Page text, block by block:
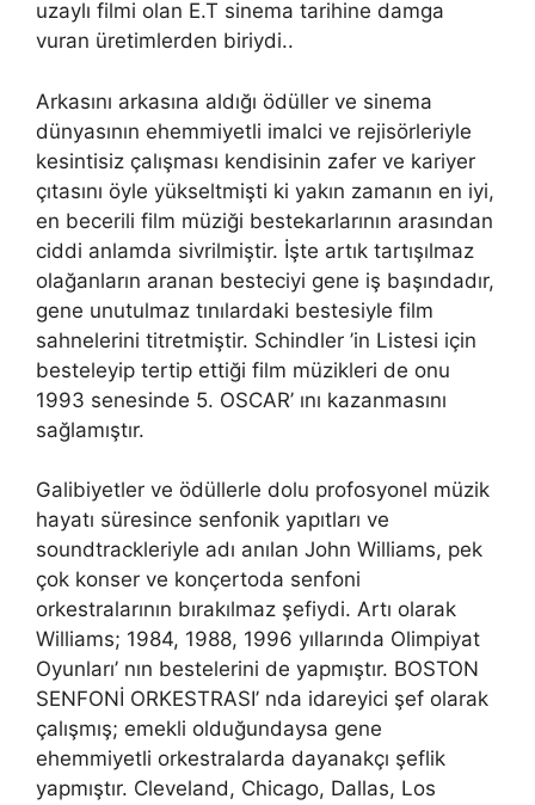
uzaylı filmi olan E.T sinema tarihine damga
vuran üretimlerden biriydi..
Arkasını arkasına aldığı ödüller ve sinema
dünyasının ehemmiyetli imalci ve rejisörleriyle
kesintisiz çalışması kendisinin zafer ve kariyer
çıtasını öyle yükseltmişti ki yakın zamanın en iyi,
en becerili film müziği bestekarlarının arasından
ciddi anlamda sivrilmiştir. İşte artık tartışılmaz
olağanların aranan besteciyi gene iş başındadır,
gene unutulmaz tınılardaki bestesiyle film
sahnelerini titretmiştir. Schindler ’in Listesi için
besteleyip tertip ettiği film müzikleri de onu
1993 senesinde 5. OSCAR’ ını kazanmasını
sağlamıştır.
Galibiyetler ve ödüllerle dolu profosyonel müzik
hayatı süresince senfonik yapıtları ve
soundtrackleriyle adı anılan John Williams, pek
çok konser ve konçertoda senfoni
orkestralarının bırakılmaz şefiydi. Artı olarak
Williams; 1984, 1988, 1996 yıllarında Olimpiyat
Oyunları’ nın bestelerini de yapmıştır. BOSTON
SENFONİ ORKESTRASI’ nda idareyici şef olarak
çalışmış; emekli olduğundaysa gene
ehemmiyetli orkestralarda dayanakçı şeflik
yapmıştır. Cleveland, Chicago, Dallas, Los